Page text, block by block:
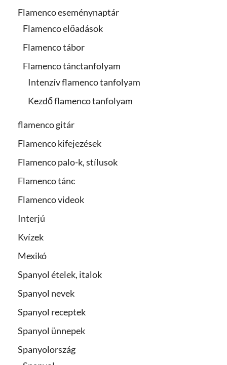
Flamenco eseménynaptár
Flamenco előadások
Flamenco tábor
Flamenco tánctanfolyam
Intenzív flamenco tanfolyam
Kezdő flamenco tanfolyam
flamenco gitár
Flamenco kifejezések
Flamenco palo-k, stílusok
Flamenco tánc
Flamenco videok
Interjú
Kvízek
Mexikó
Spanyol ételek, italok
Spanyol nevek
Spanyol receptek
Spanyol ünnepek
Spanyolország